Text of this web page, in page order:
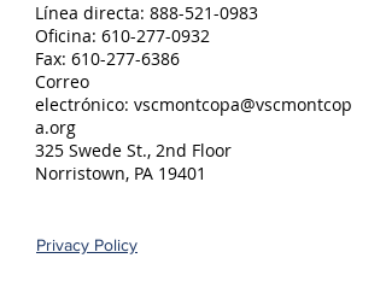
Línea directa: 888-521-0983
Oficina: 610-277-0932
Fax: 610-277-6386
Correo
electrónico: vscmontcopa@vscmontcop
a.org
325 Swede St., 2nd Floor
Norristown, PA 19401
Privacy Policy